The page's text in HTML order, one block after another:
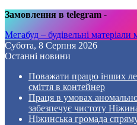
Замовлення в telegram -
Мегабуд – будівельні
Субота, 8 Серпня 2026
Останні новини
Поважати працю інших
сміття в контейнер
Праця в умовах
забезпечує чистоту
Ніжинська громада